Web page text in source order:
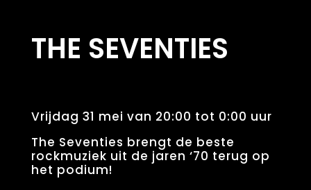
THE SEVENTIES
Vrijdag 31 mei van 20:00 tot 0:00 uur
The Seventies brengt de beste
rockmuziek uit de jaren ‘70 terug op
het podium!